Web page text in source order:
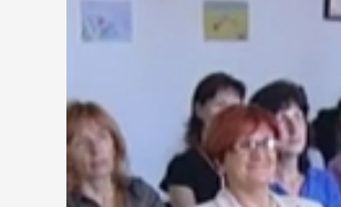
Horváth Róbert - igazgató,
"Rendkívül sok a
mondani. Úgy gondoltuk a
"Hogy jól érezd magad, hogy a